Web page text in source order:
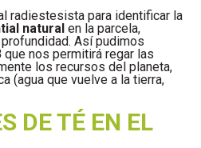
radiestesista para identificar la
natural en la parcela,
Así pudimos
que nos permitirá regar las
los recursos del planeta,
(agua que vuelve a la tierra,
DE TÉ EN EL